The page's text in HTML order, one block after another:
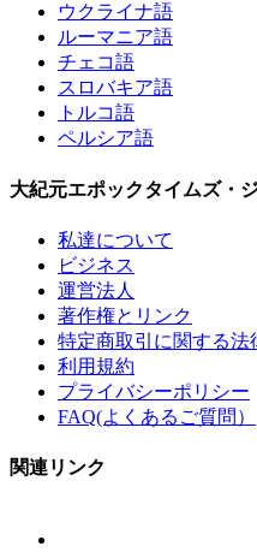
ウクライナ語
ルーマニア語
チェコ語
スロバキア語
トルコ語
ペルシア語
大紀元エポックタイムズ・
私達について
ビジネス
運営法人
著作権とリンク
特定商取引に関する法
利用規約
プライバシーポリシー
FAQ(よくあるご質問）
関連リンク